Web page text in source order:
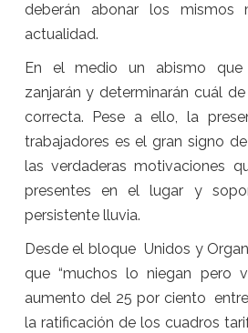
deberán abonar los
actualidad.
En el medio un abismo que
zanjarán y determinarán cuál
correcta. Pese a ello, la
trabajadores es el gran signo
las verdaderas motivaciones
presentes en el lugar y
persistente lluvia.
Desde el bloque Unidos y
que “muchos lo niegan pero
aumento del 25 por ciento
la ratificación de los cuadros